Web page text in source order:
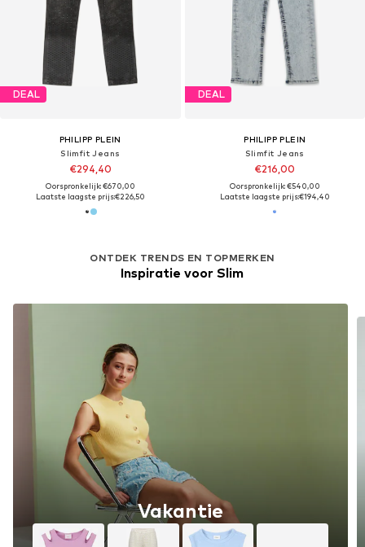
DEAL
PHILIPP PLEIN
Slimfit Jeans
€294,40
Oorspronkelijk: €670,00
Laatste laagste prijs:€226,50
DEAL
PHILIPP PLEIN
Slimfit Jeans
€216,00
Oorspronkelijk: €540,00
Laatste laagste prijs:€194,40
ONTDEK TRENDS EN TOPMERKEN
Inspiratie voor Slim
Vakantie